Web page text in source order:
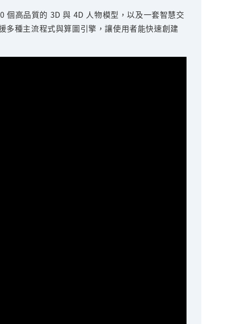
高品質的 3D 與 4D 人物模型，以及一套智慧交
種主流程式與算圖引擎，讓使用者能快速創建